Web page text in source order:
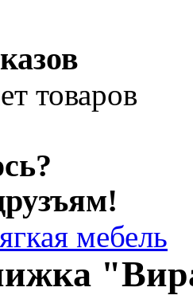
товаров
мебель